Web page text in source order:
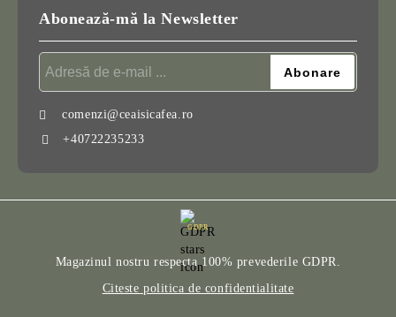
Abonează-mă la Newsletter
comenzi@ceaisicafea.ro
+40722235233
GDPR
Magazinul nostru respecta 100% prevederile GDPR.
Citeste politica de confidentialitate